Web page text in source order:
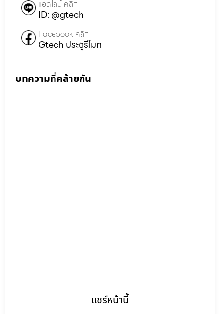
แอดไลน์ คลิก
ID: @gtech
Facebook คลิก
Gtech ประตูรีโมท
บทความที่คล้ายกัน
แชร์หน้านี้